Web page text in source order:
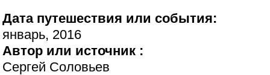
Дата путешествия или события:
январь, 2016
Автор или источник :
Сергей Соловьев